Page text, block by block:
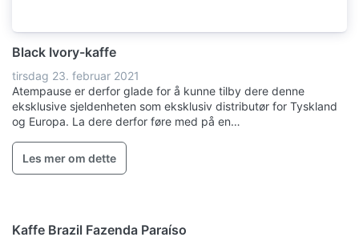
Black Ivory-kaffe
tirsdag 23. februar 2021
Atempause er derfor glade for å kunne tilby dere denne
eksklusive sjeldenheten som eksklusiv distributør for Tyskland
og Europa. La dere derfor føre med på en…
Les mer om dette
Kaffe Brazil Fazenda Paraíso